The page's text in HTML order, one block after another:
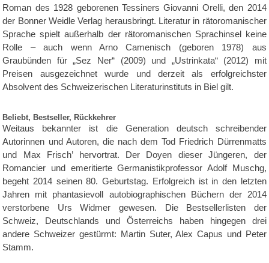
Roman des 1928 geborenen Tessiners Giovanni Orelli, den 2014
der Bonner Weidle Verlag herausbringt. Literatur in rätoromanischer
Sprache spielt außerhalb der rätoromanischen Sprachinsel keine
Rolle – auch wenn Arno Camenisch (geboren 1978) aus
Graubünden für „Sez Ner“ (2009) und „Ustrinkata“ (2012) mit
Preisen ausgezeichnet wurde und derzeit als erfolgreichster
Absolvent des Schweizerischen Literaturinstituts in Biel gilt.
Beliebt, Bestseller, Rückkehrer
Weitaus bekannter ist die Generation deutsch schreibender
Autorinnen und Autoren, die nach dem Tod Friedrich Dürrenmatts
und Max Frisch’ hervortrat. Der Doyen dieser Jüngeren, der
Romancier und emeritierte Germanistikprofessor Adolf Muschg,
begeht 2014 seinen 80. Geburtstag. Erfolgreich ist in den letzten
Jahren mit phantasievoll autobiographischen Büchern der 2014
verstorbene Urs Widmer gewesen. Die Bestsellerlisten der
Schweiz, Deutschlands und Österreichs haben hingegen drei
andere Schweizer gestürmt: Martin Suter, Alex Capus und Peter
Stamm.